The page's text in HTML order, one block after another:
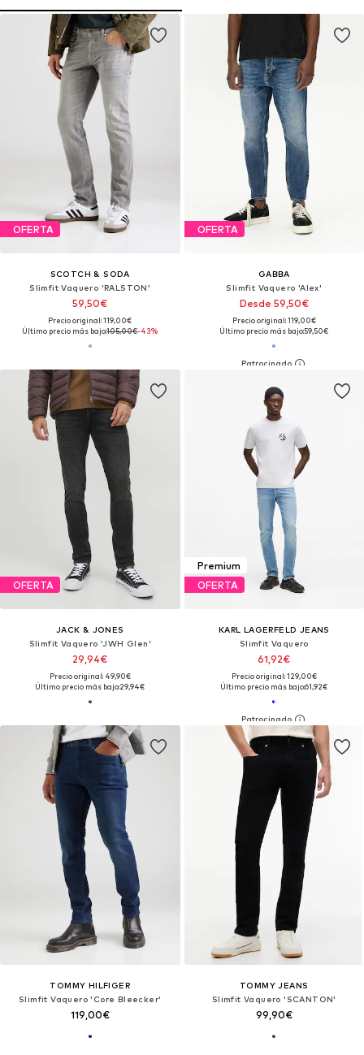
OFERTA
SCOTCH & SODA
Slimfit Vaquero 'RALSTON'
59,50€
Precio original: 119,00€
Último precio más bajo:105,00€-43%
OFERTA
GABBA
Slimfit Vaquero 'Alex'
Desde 59,50€
Precio original: 119,00€
Último precio más bajo:59,50€
OFERTA
JACK & JONES
Slimfit Vaquero 'JWH Glen'
29,94€
Precio original: 49,90€
Último precio más bajo:29,94€
Premium
OFERTA
KARL LAGERFELD JEANS
Slimfit Vaquero
61,92€
Precio original: 129,00€
Último precio más bajo:61,92€
TOMMY HILFIGER
Slimfit Vaquero 'Core Bleecker'
119,00€
TOMMY JEANS
Slimfit Vaquero 'SCANTON'
99,90€